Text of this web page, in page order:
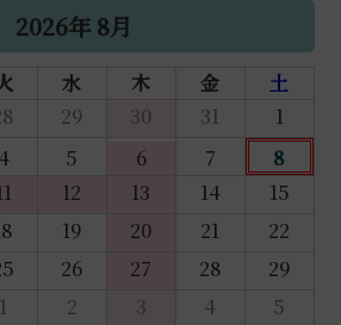
2026年 8月
水 木 金
土
29 30 31
1
4 5 6 7
8
12 13 14
15
19 20 21
22
26 27 28
29
1 2 3 4 5